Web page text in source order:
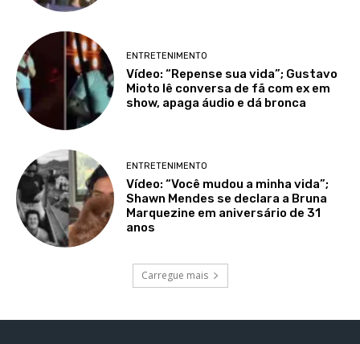
ENTRETENIMENTO
Vídeo: “Repense sua vida”; Gustavo
Mioto lê conversa de fã com ex em
show, apaga áudio e dá bronca
ENTRETENIMENTO
Vídeo: “Você mudou a minha vida”;
Shawn Mendes se declara a Bruna
Marquezine em aniversário de 31
anos
Carregue mais